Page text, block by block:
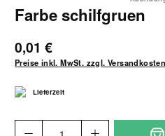
Farbe schilfgruen
0,01 €
Preise inkl. MwSt. zzgl. Versandkosten
Lieferzeit